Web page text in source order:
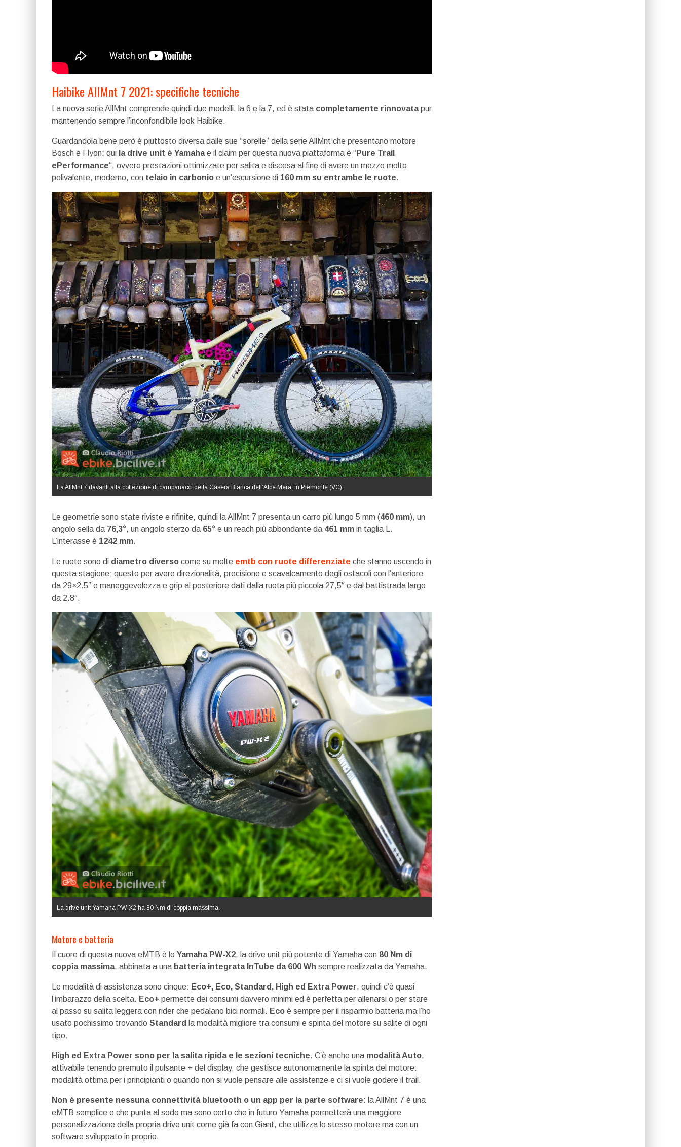
Haibike AllMnt 7 2021: specifiche tecniche
La nuova serie AllMnt comprende quindi due modelli, la 6 e la 7, ed è stata completamente rinnovatapur
mantenendo sempre l’inconfondibile look Haibike.
Guardandola bene però è piuttosto diversa dalle sue “sorelle” della serie AllMnt che presentano motore
Bosch e Flyon: qui la drive unit è Yamahae il claim per questa nuova piattaforma è “Pure Trail
ePerformance“, ovvero prestazioni ottimizzate per salita e discesa al fine di avere un mezzo molto
polivalente, moderno, con telaio in carbonio e un’escursione di 160 mm su entrambe le ruote.
La AllMnt 7 davanti alla collezione di campanacci della Casera Bianca dell’Alpe Mera, in Piemonte (VC).
Le geometrie sono state riviste e rifinite, quindi la AllMnt 7 presenta un carro più lungo 5 mm (460 mm), un
angolo sella da 76,3°, un angolo sterzo da 65° e un reach più abbondante da 461 mm in taglia L.
L’interasse è 1242 mm.
Le ruote sono di diametro diverso come su molte emtb con ruote differenziate che stanno uscendo in
questa stagione: questo per avere direzionalità, precisione e scavalcamento degli ostacoli con l’anteriore
da 29×2.5″ e maneggevolezza e grip al posteriore dati dalla ruota più piccola 27,5″ e dal battistrada largo
da 2.8″.
La drive unit Yamaha PW-X2 ha 80 Nm di coppia massima.
Motore e batteria
Il cuore di questa nuova eMTB è lo Yamaha PW-X2, la drive unit più potente di Yamaha con 80 Nm di
coppia massima, abbinata a una batteria integrata InTube da 600 Wh sempre realizzata da Yamaha.
Le modalità di assistenza sono cinque: Eco+, Eco, Standard, High ed Extra Power, quindi c’è quasi
l’imbarazzo della scelta. Eco+ permette dei consumi davvero minimi ed è perfetta per allenarsi o per stare
al passo su salita leggera con rider che pedalano bici normali. Eco è sempre per il risparmio batteria ma l’ho
usato pochissimo trovando Standard la modalità migliore tra consumi e spinta del motore su salite di ogni
tipo.
High ed Extra Power sono per la salita ripida e le sezioni tecniche. C’è anche una modalità Auto,
attivabile tenendo premuto il pulsante + del display, che gestisce autonomamente la spinta del motore:
modalità ottima per i principianti o quando non si vuole pensare alle assistenze e ci si vuole godere il trail.
Non è presente nessuna connettività bluetooth o un app per la parte software: la AllMnt 7 è una
eMTB semplice e che punta al sodo ma sono certo che in futuro Yamaha permetterà una maggiore
personalizzazione della propria drive unit come già fa con Giant, che utilizza lo stesso motore ma con un
software sviluppato in proprio.